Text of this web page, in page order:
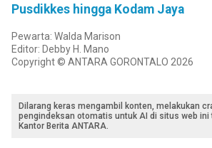
Pusdikkes hingga Kodam Jaya
Pewarta: Walda Marison
Editor: Debby H. Mano
Copyright © ANTARA GORONTALO 2026
Dilarang keras mengambil konten, melakukan
pengindeksan otomatis untuk AI di situs web
Kantor Berita ANTARA.